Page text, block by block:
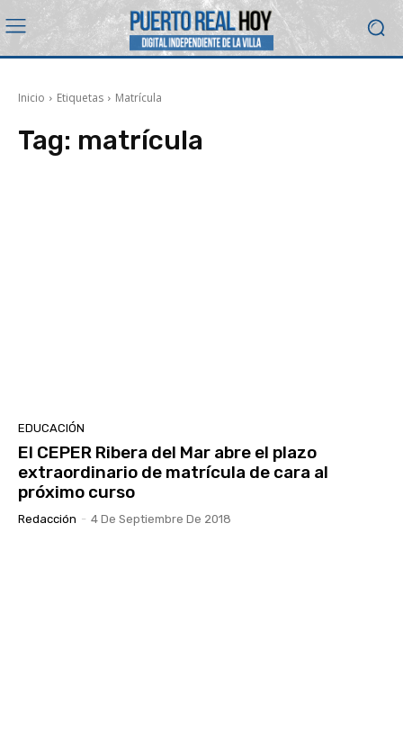
Inicio Etiquetas Matrícula
Tag: matrícula
EDUCACIÓN
El CEPER Ribera del Mar abre el plazo
extraordinario de matrícula de cara al
próximo curso
Redacción - 4 De Septiembre De 2018